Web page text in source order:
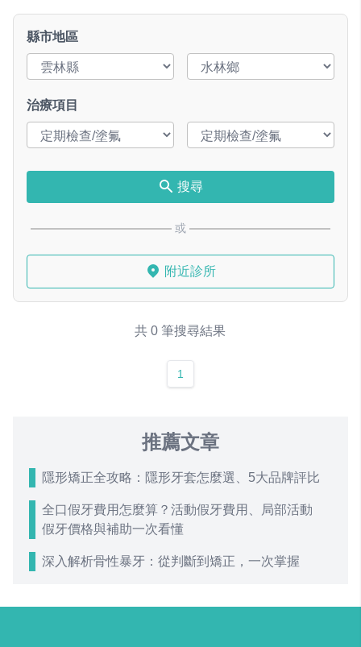
縣市地區
治療項目
搜尋
或
附近診所
共 0 筆搜尋結果
1
推薦文章
隱形矯正全攻略：隱形牙套怎麼選、5大品牌評比
全口假牙費用怎麼算？活動假牙費用、局部活動
假牙價格與補助一次看懂
深入解析骨性暴牙：從判斷到矯正，一次掌握